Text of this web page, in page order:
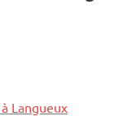
Langueux